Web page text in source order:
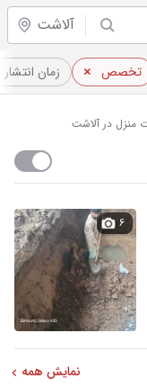
آلاشت
تخصص زمان
منزل در آلاشت
۶
نمایش همه